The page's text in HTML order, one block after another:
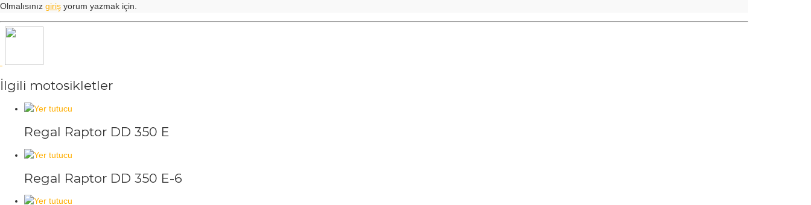
Olmalısınız giriş yorum yazmak için.
İlgili motosikletler
Regal Raptor DD 350 E
Regal Raptor DD 350 E-6